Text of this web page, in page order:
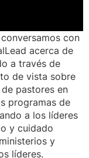
con
acerca de
a través de
de vista sobre
pastores en
programas de
a los líderes
y cuidado
y
líderes.